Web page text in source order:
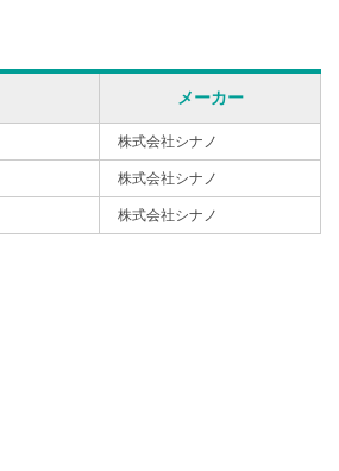
メーカー
株式会社シナノ
株式会社シナノ
株式会社シナノ